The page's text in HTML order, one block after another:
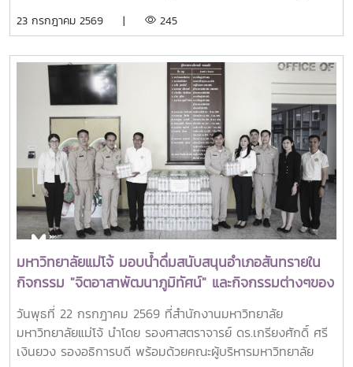
ศูนย์ภูมิภาคเอเชียตะวันออกเฉียงใต้ว่าด้วยบัณฑิตศึกษาและการ
for Graduate Study and Research in Agriculture
(SEARCA) นับเป็นรางวัลเกียรติยศระดับภูมิภาคที่มอบแก่ศิษย์
เก่าทุน SEARCA ผู้มีความสำเร็จโดดเด่นทางวิชาชีพ มีภาวะผู้นำ
และสร้างคุณูปการสำคัญต่อการพัฒนาการเกษตร ชนบท ชุมชน
และสังคมอย่างยั่งยืนรางวัล Outstanding SEARCA
Scholarship Alumni (OSSA) จัดตั้งขึ้นเพื่อเชิดชูเกียรติศิษย์
เก่าผู้ได้รับทุนการศึกษาระดับบัณฑิตศึกษาจาก SEARCA ซึ่งได้
นำองค์ความรู้ ประสบการณ์ และศักยภาพที่ได้รับจากการศึกษา
ไปสร้างคุณประโยชน์ต่อองค์กร ชุมชน ประเทศ และภูมิภาคเอเชีย
ตะวันออกเฉียงใต้ ตลอดจนเป็นแบบอย่างที่สะท้อนค่านิยมและ
ปรัชญาของ SEARCA ผ่านความสำเร็จในวิชาชีพ การบริการ
สาธารณะ และการอุทิศตนเพื่อส่วนรวมในปี 2026 การพิจารณา
รางวัลครอบคลุมผลงานสำคัญ 4 ด้าน ได้แก่ การสอน
(Teaching) การวิจัย (Research) การบริการสาธารณะและการ
พัฒนาชุมชน (Public Service and Community
Development) และธุรกิจการเกษตรและการเป็นผู้ประกอบการ
23 กรกฎาคม 2569 | 245
มหาวิทยาลัยแม่โจ้ มอบน้ำดื่มสนับสนุนอำเภอสันทรายใน
กิจกรรม "จิตอาสาพัฒนาภูมิทัศน์" และกิจกรรมต่างๆของ
อำเภอสันทราย
วันพุธที่ 22 กรกฎาคม 2569 ที่สำนักงานมหาวิทยาลัย
มหาวิทยาลัยแม่โจ้ นำโดย รองศาสตราจารย์ ดร.เกรียงศักดิ์ ศรี
เงินยวง รองอธิการบดี พร้อมด้วยคณะผู้บริหารมหาวิทยาลัย